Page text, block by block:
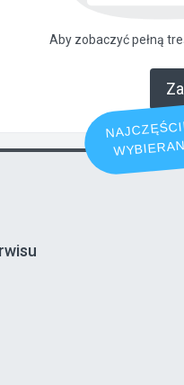
Aby zobaczyć pełną